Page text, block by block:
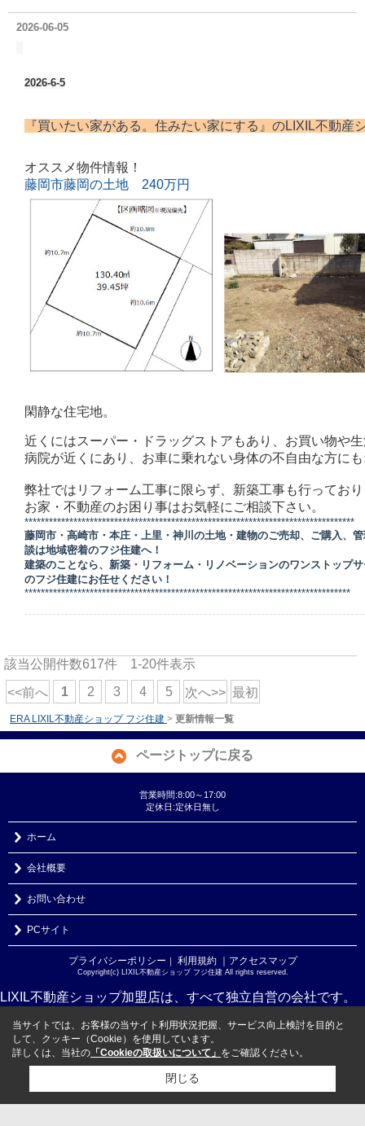
2026-06-05
2026-6-5
『買いたい家がある。住みたい家にする』のLIXIL不動産
オススメ物件情報！
藤岡市藤岡の土地 240万円
閑静な住宅地。
近くにはスーパー・ドラッグストアもあり、お買い物や
病院が近くにあり、お車に乗れない身体の不自由な方に
弊社ではリフォーム工事に限らず、新築工事も行ってお
お家・不動産のお困り事はお気軽にご相談下さい。
*********************************************************************************
藤岡市・高崎市・本庄・上里・神川の土地・建物のご売却、ご購入、
談は地域密着のフジ住建へ！
建築のことなら、新築・リフォーム・リノベーションのワンストップ
のフジ住建にお任せください！
********************************************************************************
該当公開件数617件 1-20件表示
<<前へ 1 2 3 4 5 次へ>> 最初
ERA LIXIL不動産ショップ フジ住建 > 更新情報一覧
ページトップに戻る
営業時間:8:00～17:00
定休日:定休日無し
ホーム
会社概要
お問い合わせ
PCサイト
プライバシーポリシー 利用規約 ｜アクセスマップ
Copyright(c) LIXIL不動産ショップ フジ住建 All rights reserved.
LIXIL不動産ショップ加盟店は、すべて独立自営の会社です。
当サイトでは、お客様の当サイト利用状況把握、サービス向上検討を目的と
して、クッキー（Cookie）を使用しています。
詳しくは、当社の 「Cookieの取扱いについて」 をご確認ください。
閉じる